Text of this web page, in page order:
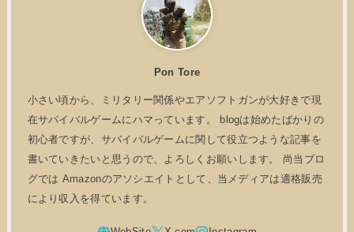
Pon Tore
小さい頃から、ミリタリー関係やエアソフトガンが大好きで現
在サバイバルゲームにハマっています。 blogは始めたばかりの
初心者ですが、サバイバルゲームに関して役立つような記事を
書いていきたいと思うので、よろしくお願いします。 尚当ブロ
グでは Amazonのアソシエイトとして、当メディアは適格販売
により収入を得ています。